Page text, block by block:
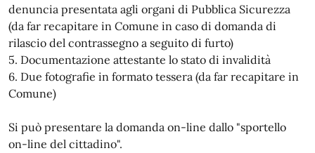
denuncia presentata agli organi di Pubblica Sicurezza
(da far recapitare in Comune in caso di domanda di
rilascio del contrassegno a seguito di furto)
5. Documentazione attestante lo stato di invalidità
6. Due fotografie in formato tessera (da far recapitare in
Comune)
Si può presentare la domanda on-line dallo "sportello
on-line del cittadino".